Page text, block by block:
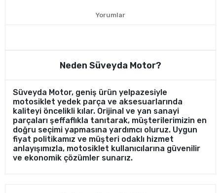
Yorumlar
Neden Süveyda Motor?
Süveyda Motor, geniş ürün yelpazesiyle
motosiklet yedek parça ve aksesuarlarında
kaliteyi öncelikli kılar. Orijinal ve yan sanayi
parçaları şeffaflıkla tanıtarak, müşterilerimizin en
doğru seçimi yapmasına yardımcı oluruz. Uygun
fiyat politikamız ve müşteri odaklı hizmet
anlayışımızla, motosiklet kullanıcılarına güvenilir
ve ekonomik çözümler sunarız.